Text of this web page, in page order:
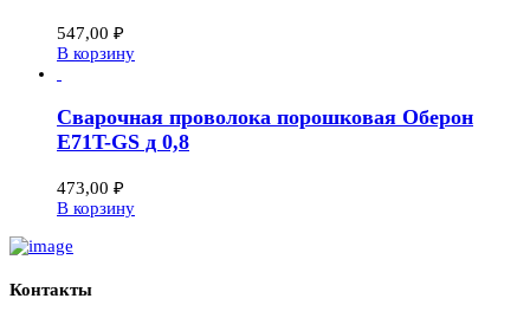
547,00 ₽
В корзину
Сварочная проволока порошковая Оберон
E71T-GS д 0,8
473,00 ₽
В корзину
Контакты